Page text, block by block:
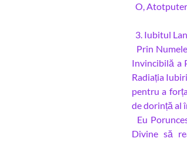
O,
3. Iubitul
Prin
Invincibilă a
Radiația
pentru a
de dorință al
Eu
Divine să